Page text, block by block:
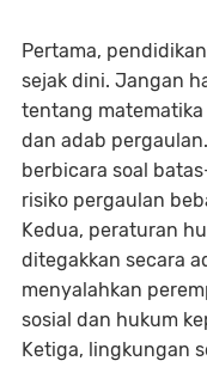
Pertama,
sejak dini. Jangan
tentang matematika
dan adab
berbicara soal
risiko pergaulan
Kedua, peraturan
ditegakkan secara
menyalahkan
sosial dan hukum
Ketiga, lingkungan